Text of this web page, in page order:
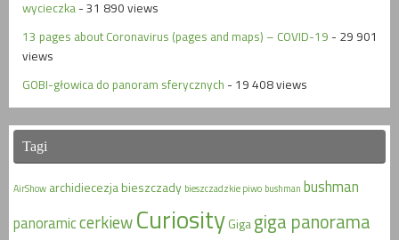
wycieczka - 31 890 views
13 pages about Coronavirus (pages and maps) – COVID-19 - 29 901
views
GOBI-głowica do panoram sferycznych - 19 408 views
Tagi
AirShow archidiecezjabieszczady bieszczadzkie piwo bushman bushman
panoramiccerkiewCuriosityGigagiga panorama